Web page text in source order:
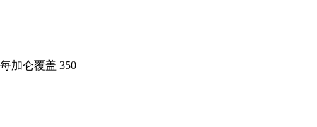
加仑覆盖 350